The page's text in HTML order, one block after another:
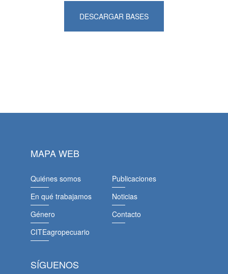
DESCARGAR BASES
MAPA WEB
Quiénes somos
En qué trabajamos
Género
CITEagropecuario
Publicaciones
Noticias
Contacto
SÍGUENOS